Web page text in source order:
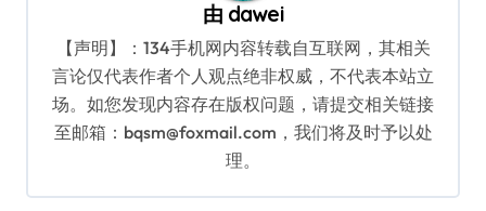
由 dawei
【声明】：134手机网内容转载自互联网，其相关
言论仅代表作者个人观点绝非权威，不代表本站立
场。如您发现内容存在版权问题，请提交相关链接
至邮箱：bqsm@foxmail.com，我们将及时予以处
理。